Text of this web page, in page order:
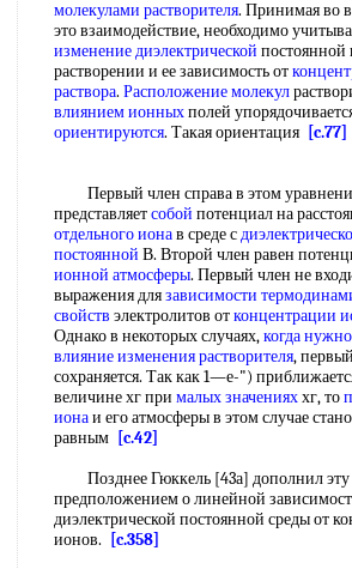
молекулами растворителя. Принимая во
это взаимодействие, необходимо
изменение диэлектрической постоянной
растворении и ее зависимость от
раствора. Расположение молекул
влиянием ионныхполей
ориентируются. Такая ориентация [c.77]
Первый член справа в этом
представляетсобой потенциал на
отдельного ионав среде с
постоянной В. Второй член равен
ионной атмосферы. Первый член не
выражения длязависимости
свойств электролитов отконцентрации
Однако в некоторых случаях,когда нужно
влияние изменения растворителя,
сохраняется. Так как 1—е-")
величине хг при малых значенияххг, то
ионаи его атмосферы в этом случае
равным [c.42]
Позднее Гюккель [43а] дополнил эту
предположением о линейной
диэлектрической постоянной среды от
ионов.
[c.358]